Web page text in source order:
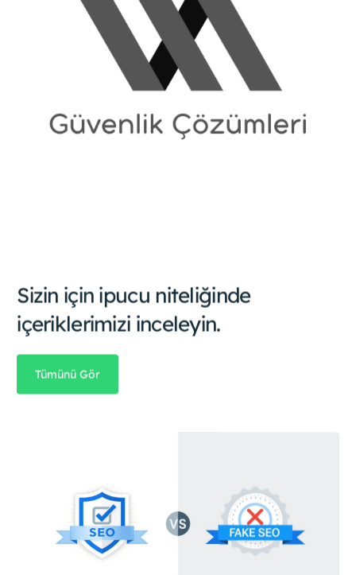
Sizin için ipucu niteliğinde
içeriklerimizi inceleyin.
Tümünü Gör